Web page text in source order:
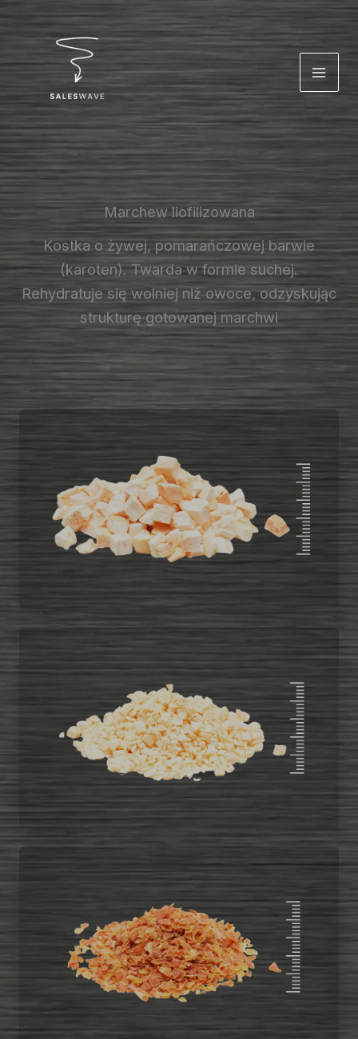
treści
Marchew liofilizowana
Kostka o żywej, pomarańczowej barwie
(karoten). Twarda w formie suchej.
Rehydratuje się wolniej niż owoce, odzyskując
strukturę gotowanej marchwi